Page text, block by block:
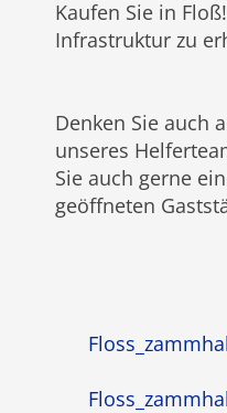
Kaufen Sie in
Infrastruktur zu
Denken Sie auch
unseres
Sie auch gerne
geöffneten